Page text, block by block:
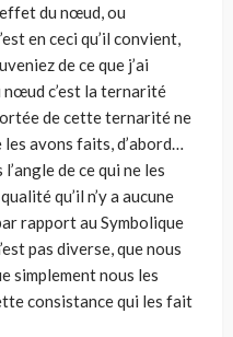
du nœud, ou
en ceci qu’il convient,
de ce que j’ai
nœud c’est la ternarité
de cette ternarité ne
avons faits, d’abord…
de ce qui ne les
qu’il n’y a aucune
rapport au Symbolique
pas diverse, que nous
simplement nous les
consistance qui les fait